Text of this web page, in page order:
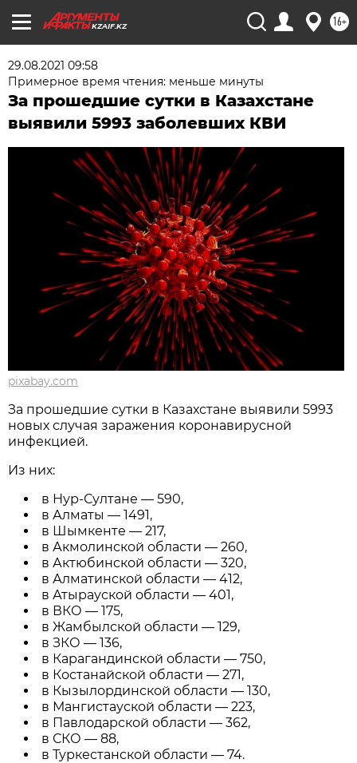
KZAIF.KZ 16+
29.08.2021 09:58
Примерное время чтения: меньше минуты
За прошедшие сутки в Казахстане
выявили 5993 заболевших КВИ
pixabay.com
За прошедшие сутки в Казахстане выявили 5993
новых случая заражения коронавирусной
инфекцией.
Из них:
в Нур-Султане — 590,
в Алматы — 1491,
в Шымкенте — 217,
в Акмолинской области — 260,
в Актюбинской области — 320,
в Алматинской области — 412,
в Атырауской области — 401,
в ВКО — 175,
в Жамбылской области — 129,
в ЗКО — 136,
в Карагандинской области — 750,
в Костанайской области — 271,
в Кызылординской области — 130,
в Мангистауской области — 223,
в Павлодарской области — 362,
в СКО — 88,
в Туркестанской области — 74.